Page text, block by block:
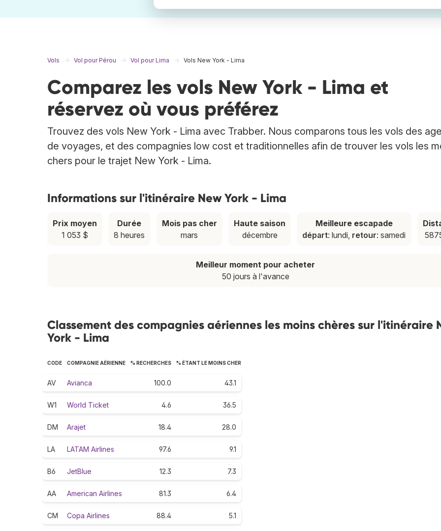
Vols Vol pour Pérou Vol pour Lima Vols New York - Lima
Comparez les vols New York - Lima et
réservez où vous préférez
Trouvez des vols New York - Lima avec Trabber. Nous comparons tous les vols des
de voyages, et des compagnies low cost et traditionnelles afin de trouver les vols les
chers pour le trajet New York - Lima.
Informations sur l'itinéraire New York - Lima
Prix moyen
1 053 $
Durée
8 heures
Mois pas cher
mars
Haute saison
décembre
Meilleure escapade
départ: lundi, retour: samedi
Meilleur moment pour acheter
50 jours à l'avance
Classement des compagnies aériennes les moins chères sur l'itinéraire
York - Lima
CODE COMPAGNIE AÉRIENNE % RECHERCHES % ÉTANT LE MOINS CHER
AV Avianca 100.0 43.1
W1 World Ticket 4.6 36.5
DM Arajet 18.4 28.0
LA LATAM Airlines 97.6 9.1
B6 JetBlue 12.3 7.3
AA American Airlines 81.3 6.4
CM Copa Airlines 88.4 5.1